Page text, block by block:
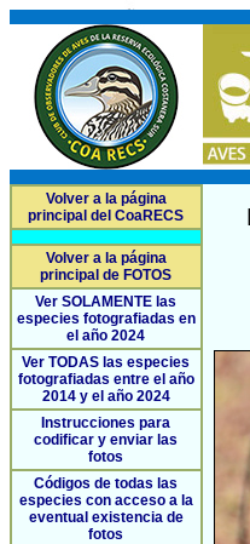
Volver a la página
principal del CoaRECS
Volver a la página
principal de FOTOS
Ver SOLAMENTE las
especies fotografiadas en
el año 2024
Ver TODAS las especies
fotografiadas entre el año
2014 y el año 2024
Instrucciones para
codificar y enviar las
fotos
Códigos de todas las
especies con acceso a la
eventual existencia de
fotos